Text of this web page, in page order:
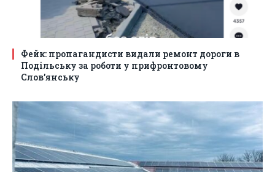
Фейк: пропагандисти видали ремонт дороги в
Подільську за роботи у прифронтовому
Слов’янську